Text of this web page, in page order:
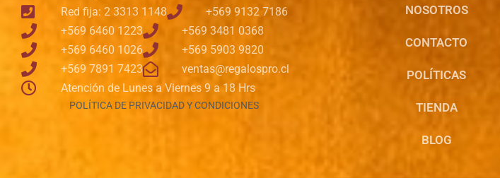
Red fija: 2 3313 1148
+569 9132 7186
+569 6460 1223
+569 3481 0368
+569 6460 1026
+569 5903 9820
+569 7891 7423
ventas@regalospro.cl
Atención de Lunes a Viernes 9 a 18 Hrs
POLÍTICA DE PRIVACIDAD Y CONDICIONES
NOSOTROS
CONTACTO
POLÍTICAS
TIENDA
BLOG